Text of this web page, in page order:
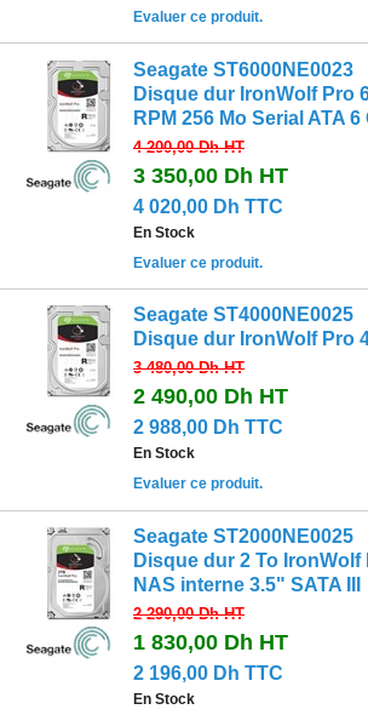
Evaluer ce produit.
Seagate ST6000NE0023
Disque dur IronWolf Pro
RPM 256 Mo Serial ATA
4 200,00 DhHT
3 350,00 Dh HT
4 020,00 Dh TTC
En Stock
Evaluer ce produit.
Seagate ST4000NE0025
Disque dur IronWolf Pro
3 480,00 DhHT
2 490,00 Dh HT
2 988,00 Dh TTC
En Stock
Evaluer ce produit.
Seagate ST2000NE0025
Disque dur 2 To IronWolf
NAS interne 3.5" SATA III
2 290,00 DhHT
1 830,00 Dh HT
2 196,00 Dh TTC
En Stock